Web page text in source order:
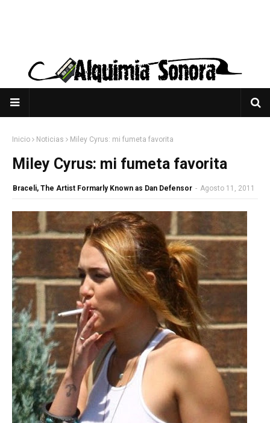
Inicio Noticias Miley Cyrus: mi fumeta favorita
Miley Cyrus: mi fumeta favorita
Braceli, The Artist Formarly Known as Dan Defensor - Agosto 11, 2011